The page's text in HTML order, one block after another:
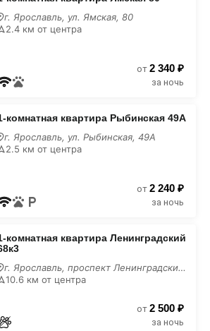
г. Ярославль, ул. Ямская, 80
2.4 км от центра
от 2 340 ₽
за ночь
комнатная квартира Рыбинская 49А
г. Ярославль, ул. Рыбинская, 49А
2.5 км от центра
от 2 240 ₽
за ночь
комнатная квартира Ленинградский
г. Ярославль, проспект Ленинградский, 68 к3
10.6 км от центра
от 2 500 ₽
за ночь